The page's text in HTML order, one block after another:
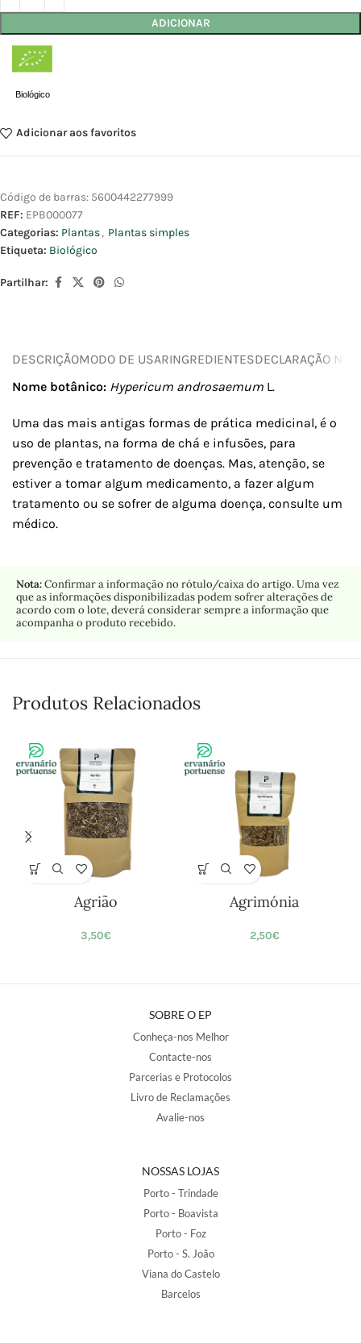
ADICIONAR
Biológico
Adicionar aos favoritos
Código de barras: 5600442277999
REF: EPB000077
Categorias: Plantas, Plantas simples
Etiqueta: Biológico
Partilhar:
DESCRIÇÃOMODO DE USARINGREDIENTESDECLARAÇÃO
Nome botânico: Hypericum androsaemum L.
Uma das mais antigas formas de prática medicinal, é o
uso de plantas, na forma de chá e infusões, para
prevenção e tratamento de doenças. Mas, atenção, se
estiver a tomar algum medicamento, a fazer algum
tratamento ou se sofrer de alguma doença, consulte um
médico.
Nota:Confirmar a informação no rótulo/caixa do artigo. Uma vez
que as informações disponibilizadas podem sofrer alterações de
acordo com o lote, deverá considerar sempre a informação que
acompanha o produto recebido.
Produtos Relacionados
Agrião
3,50€
Agrimónia
2,50€
SOBRE O EP
Conheça-nos Melhor
Contacte-nos
Parcerias e Protocolos
Livro de Reclamações
Avalie-nos
NOSSAS LOJAS
Porto - Trindade
Porto - Boavista
Porto - Foz
Porto - S. João
Viana do Castelo
Barcelos